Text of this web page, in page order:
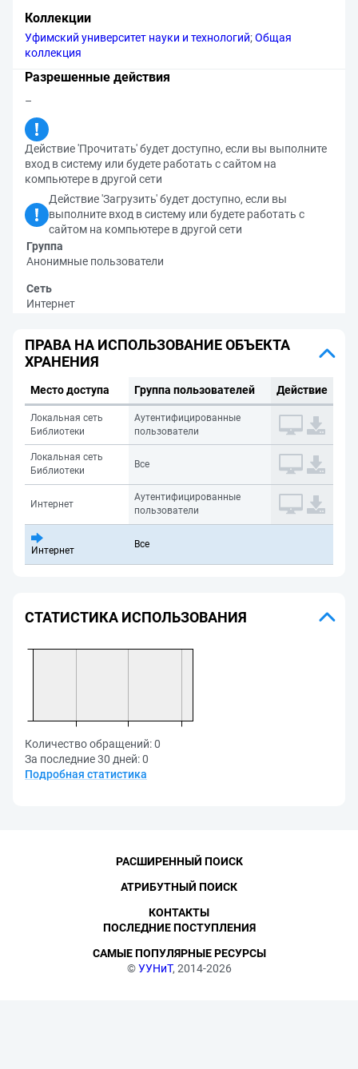
Коллекции
Уфимский университет науки и технологий;Общая
коллекция
Разрешенные действия
–
Действие 'Прочитать' будет доступно, если вы выполните
вход в систему или будете работать с сайтом на
компьютере в другой сети
Действие 'Загрузить' будет доступно, если вы
выполните вход в систему или будете работать с
сайтом на компьютере в другой сети
Группа
Анонимные пользователи
Сеть
Интернет
ПРАВА НА ИСПОЛЬЗОВАНИЕ ОБЪЕКТА
ХРАНЕНИЯ
Место доступа Группа пользователей Действие
Локальная сеть
Библиотеки
Аутентифицированные
пользователи
Локальная сеть
Библиотеки
Все
Интернет
Аутентифицированные
пользователи
Интернет
Все
СТАТИСТИКА ИСПОЛЬЗОВАНИЯ
Количество обращений:0
За последние 30 дней:0
Подробная статистика
©УУНиТ, 2014-2026
РАСШИРЕННЫЙ ПОИСК
АТРИБУТНЫЙ ПОИСК
КОНТАКТЫ
ПОСЛЕДНИЕ ПОСТУПЛЕНИЯ
САМЫЕ ПОПУЛЯРНЫЕ РЕСУРСЫ